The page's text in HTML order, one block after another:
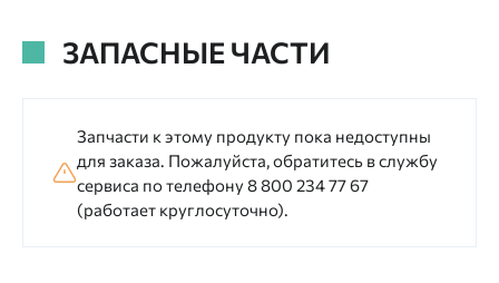
ЗАПАСНЫЕ ЧАСТИ
Запчасти к этому продукту пока недоступны
для заказа. Пожалуйста, обратитесь в службу
сервиса по телефону 8 800 234 77 67
(работает круглосуточно).